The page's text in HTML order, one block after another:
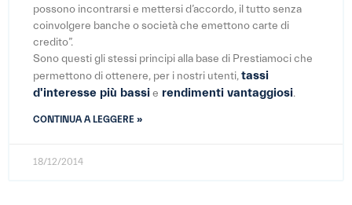
possono incontrarsi e mettersi d’accordo, il tutto senza
coinvolgere banche o società che emettono carte di
credito”.
Sono questi gli stessi principi alla base di Prestiamoci che
permettono di ottenere, per i nostri utenti,tassi
d'interesse più bassi e rendimenti vantaggiosi.
CONTINUA A LEGGERE »
18/12/2014